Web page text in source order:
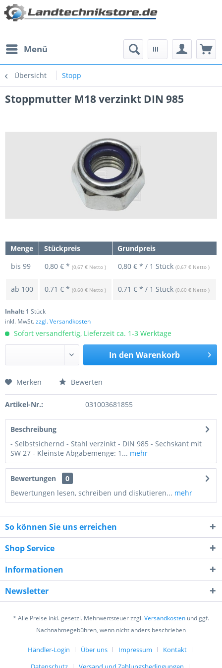
Menü
Übersicht Stopp
Stoppmutter M18 verzinkt DIN 985
Menge Stückpreis
Grundpreis
bis 99 0,80 € * (0,67 € Netto ) 0,80 € * / 1 Stück (0,67 € Netto )
ab 100 0,71 € * (0,60 € Netto ) 0,71 € * / 1 Stück (0,60 € Netto )
Inhalt: 1 Stück
inkl. MwSt.zzgl. Versandkosten
Sofort versandfertig, Lieferzeit ca. 1-3 Werktage
In den Warenkorb
Preis anfragen
7 * 8 = ?
Ich habe dieDatenschutzerklärunggelesen,
verstanden und stimme zu. *
Merken Bewerten
Artikel-Nr.: 031003681855
Beschreibung
- Selbstsichernd - Stahl verzinkt - DIN 985 - Sechskant mit
SW 27 - Kleinste Abgabemenge: 1... mehr
Bewertungen
0
Bewertungen lesen, schreiben und diskutieren... mehr
So können Sie uns erreichen
Shop Service
Informationen
Newsletter
* Alle Preise inkl. gesetzl. Mehrwertsteuer zzgl.Versandkosten und ggf.
Nachnahmegebühren, wenn nicht anders beschrieben
Händler-Login Über uns Impressum
Kontakt